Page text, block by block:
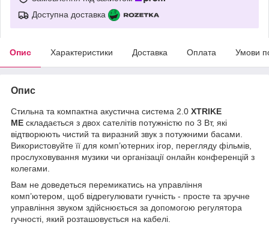
Доступна доставка
Опис Характеристики Доставка Оплата Умови
Опис
Стильна та компактна акустична система 2.0 XTRIKE
ME складається з двох сателітів потужністю по 3 Вт, які
відтворюють чистий та виразний звук з потужними басами.
Використовуйте її для комп’ютерних ігор, перегляду фільмів,
прослуховування музики чи організації онлайн конференцій з
колегами.
Вам не доведеться перемикатись на управління
комп’ютером, щоб відрегулювати гучність - просте та зручне
управління звуком здійснюється за допомогою регулятора
гучності, який розташовується на кабелі.